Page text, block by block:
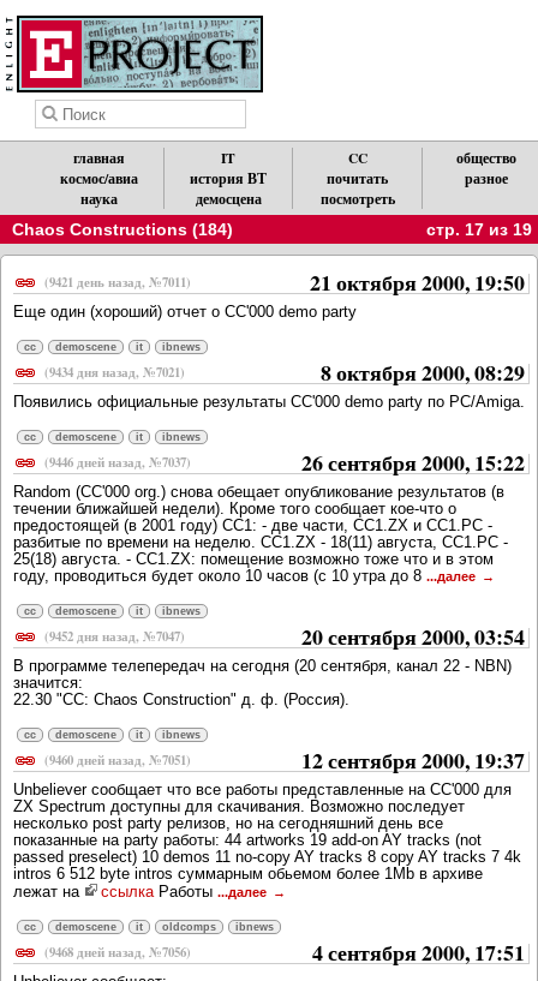
главная
космос/авиа
наука
IT
история ВТ
демосцена
CC
почитать
посмотреть
общество
разное
Chaos Constructions (184) стр. 17 из 19
21 октября 2000, 19:50
(9421 день назад, №7011)
Еще один (хороший) отчет о CC'000 demo party
cc demoscene it ibnews
8 октября 2000, 08:29
(9434 дня назад, №7021)
Появились официальные результаты СС'000 demo party по PC/Amiga.
cc demoscene it ibnews
26 сентября 2000, 15:22
(9446 дней назад, №7037)
Random (CC'000 org.) снова обещает опубликование результатов (в
течении ближайшей недели). Кроме того сообщает кое-что о
предостоящей (в 2001 году) CC1: - две части, CC1.ZX и CC1.PC -
разбитые по времени на неделю. CC1.ZX - 18(11) августа, CC1.PC -
25(18) августа. - CC1.ZX: помещение возможно тоже что и в этом
году, проводиться будет около 10 часов (с 10 утра до 8 ...далее
cc demoscene it ibnews
20 сентября 2000, 03:54
(9452 дня назад, №7047)
В программе телепередач на сегодня (20 сентября, канал 22 - NBN)
значится:
22.30 "СС: Chaos Construction" д. ф. (Россия).
cc demoscene it ibnews
12 сентября 2000, 19:37
(9460 дней назад, №7051)
Unbeliever сообщает что все работы представленные на CC'000 для
ZX Spectrum доступны для скачивания. Возможно последует
несколько post party релизов, но на сегодняшний день все
показанные на party работы: 44 artworks 19 add-on AY tracks (not
passed preselect) 10 demos 11 no-copy AY tracks 8 copy AY tracks 7 4k
intros 6 512 byte intros суммарным обьемом более 1Mb в архиве
лежат на
ссылкаРаботы ...далее
cc demoscene it oldcomps ibnews
4 сентября 2000, 17:51
(9468 дней назад, №7056)